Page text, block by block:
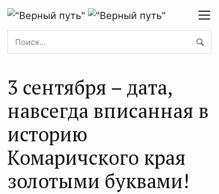
3 сентября – дата,
навсегда вписанная в
историю
Комаричского края
золотыми буквами!